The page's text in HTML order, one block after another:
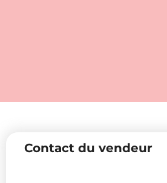
Contact du vendeur